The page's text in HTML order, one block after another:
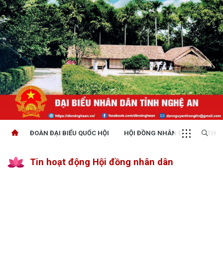
ĐOÀN ĐẠI BIỂU QUỐC HỘI HỘI ĐỒNG NHÂN DÂN
Tin hoạt động Hội đồng nhân dân